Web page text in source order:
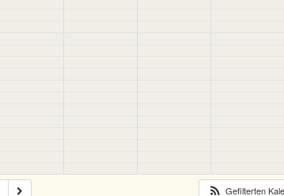
Gefilterten